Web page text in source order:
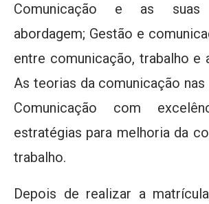
Comunicação e as
abordagem; Gestão e
entre comunicação, trabalho e
As teorias da comunicação
Comunicação com
estratégias para melhoria da
trabalho.
Depois de realizar a